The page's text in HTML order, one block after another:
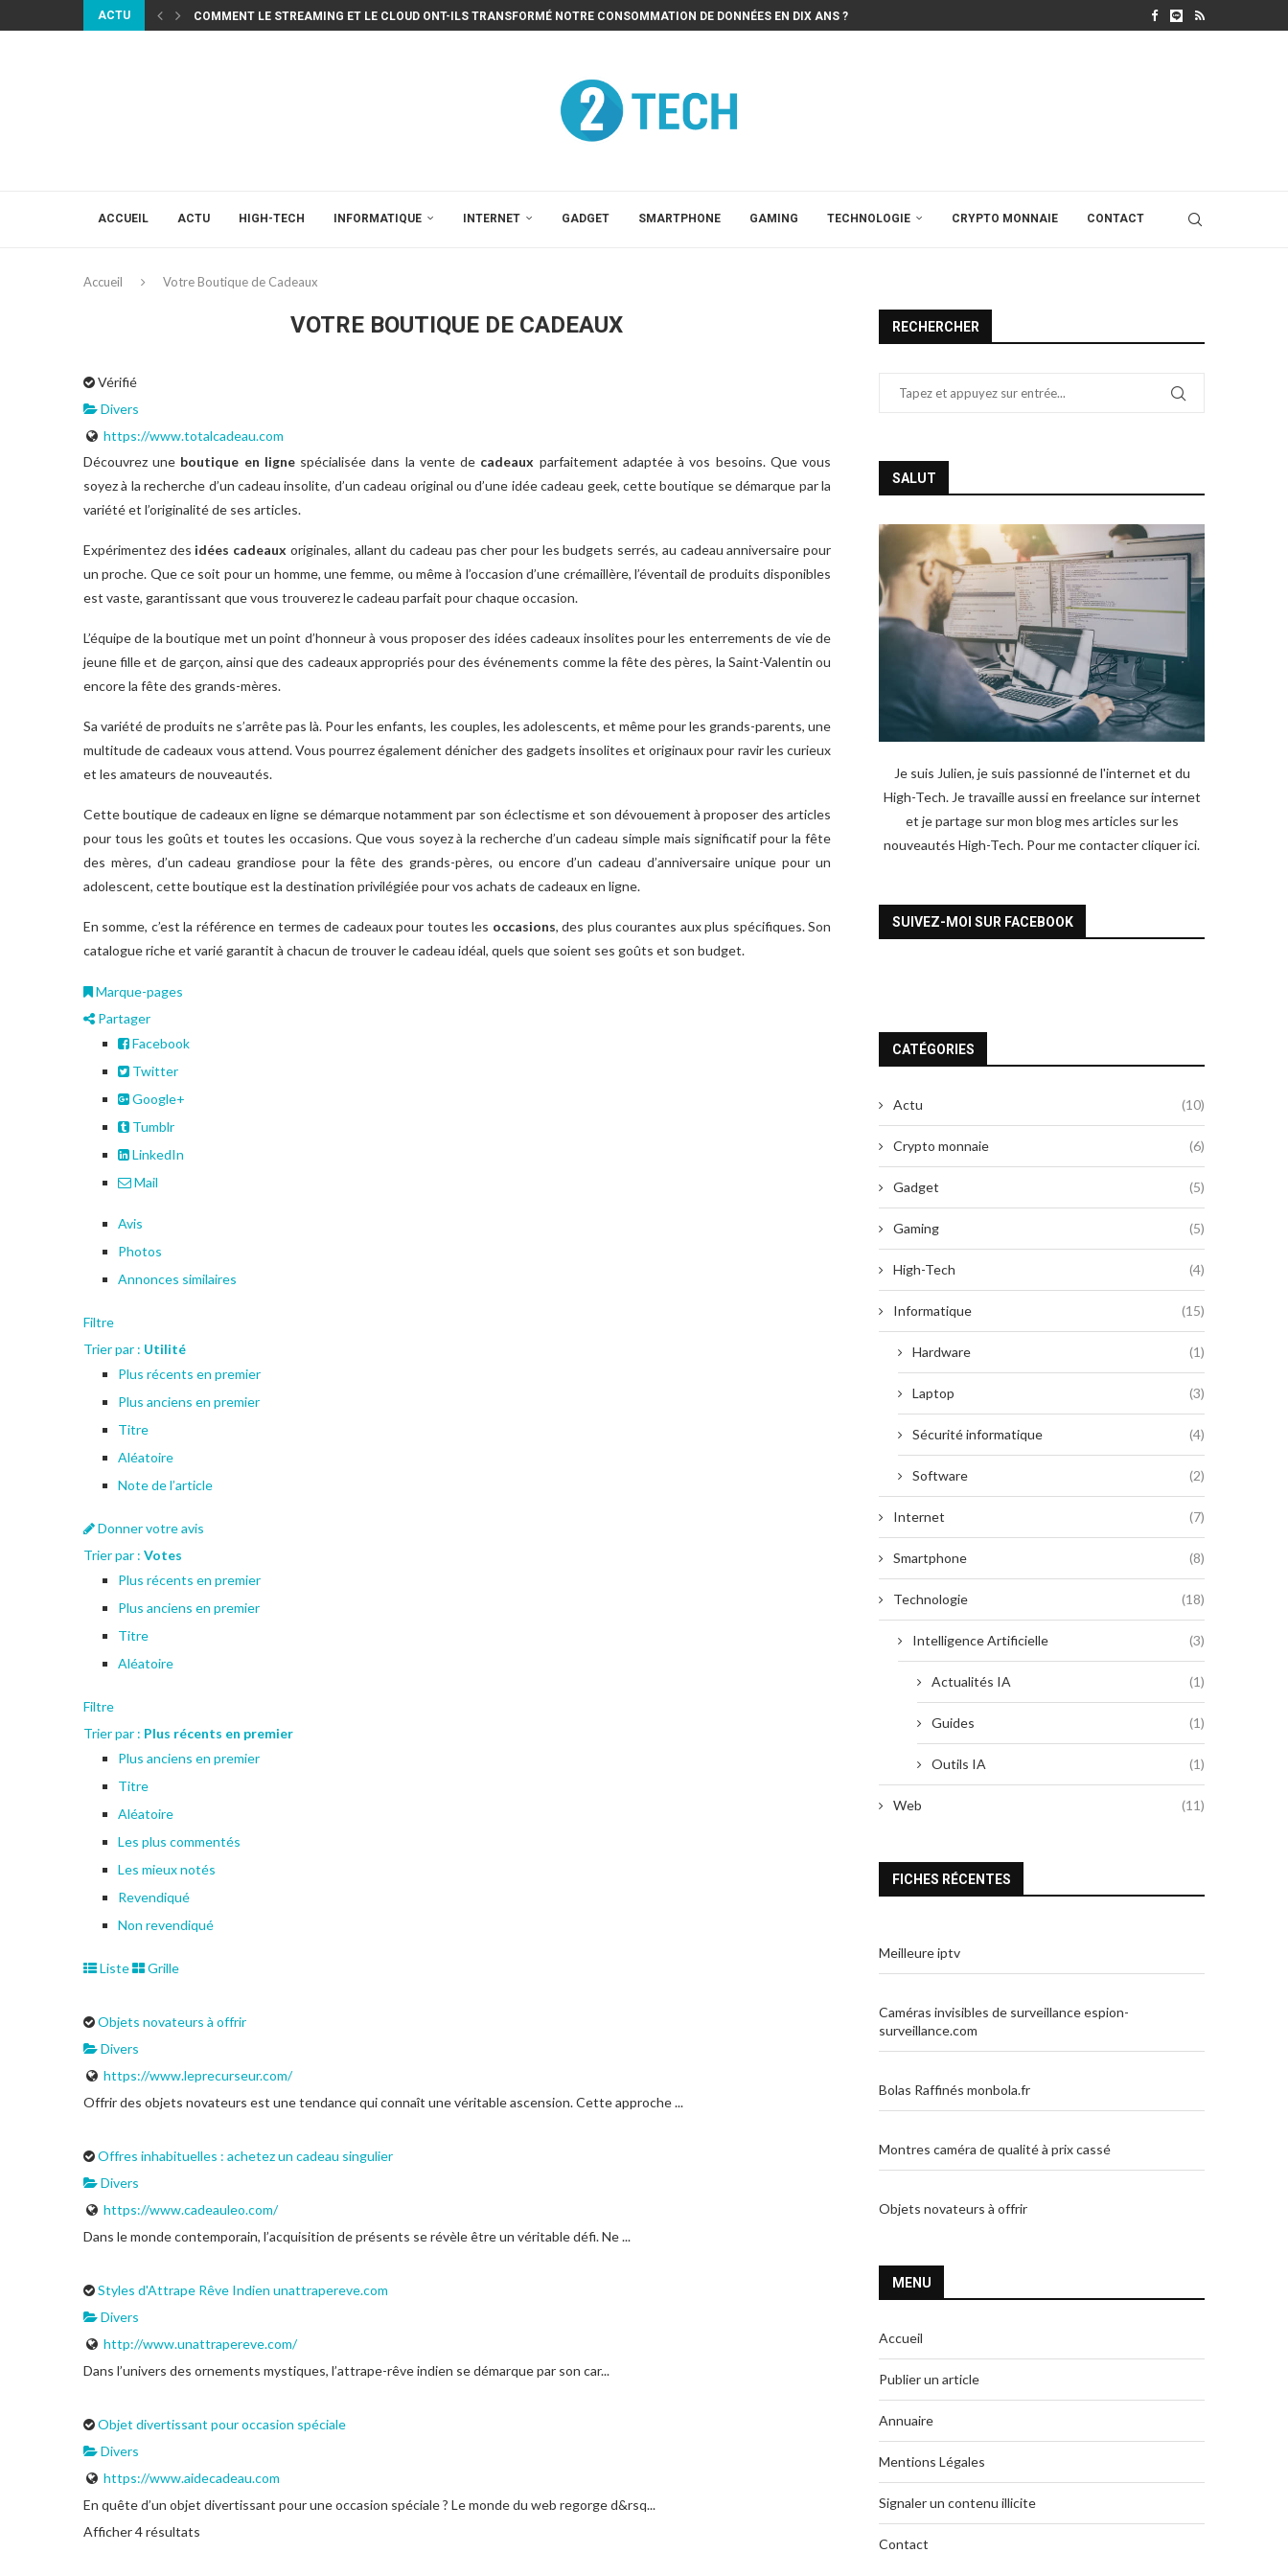
ACTU COMMENT LE STREAMING ET LE CLOUD ONT-ILS TRANSFORMÉ NOTRE CONSOMMATION DE DONNÉES EN DIX ANS ?
ACCUEIL ACTU HIGH-TECH INFORMATIQUE INTERNET GADGET SMARTPHONE GAMING TECHNOLOGIE CRYPTO MONNAIE CONTACT
Accueil Votre Boutique de Cadeaux
VOTRE BOUTIQUE DE CADEAUX
Vérifié
Divers
https://www.totalcadeau.com
Découvrez une boutique en lignespécialisée dans la vente de cadeaux parfaitement adaptée à vos besoins. Que vous
soyez à la recherche d’un cadeau insolite, d’un cadeau original ou d’une idée cadeau geek, cette boutique se démarque par la
variété et l’originalité de ses articles.
Expérimentez des idées cadeaux originales, allant du cadeau pas cher pour les budgets serrés, au cadeau anniversaire pour
un proche. Que ce soit pour un homme, une femme, ou même à l’occasion d’une crémaillère, l’éventail de produits disponibles
est vaste, garantissant que vous trouverez le cadeau parfait pour chaque occasion.
L’équipe de la boutique met un point d’honneur à vous proposer des idées cadeaux insolites pour les enterrements de vie de
jeune fille et de garçon, ainsi que des cadeaux appropriés pour des événements comme la fête des pères, la Saint-Valentin ou
encore la fête des grands-mères.
Sa variété de produits ne s’arrête pas là. Pour les enfants, les couples, les adolescents, et même pour les grands-parents, une
multitude de cadeaux vous attend. Vous pourrez également dénicher des gadgets insolites et originaux pour ravir les curieux
et les amateurs de nouveautés.
Cette boutique de cadeaux en ligne se démarque notamment par son éclectisme et son dévouement à proposer des articles
pour tous les goûts et toutes les occasions. Que vous soyez à la recherche d’un cadeau simple mais significatif pour la fête
des mères, d’un cadeau grandiose pour la fête des grands-pères, ou encore d’un cadeau d’anniversaire unique pour un
adolescent, cette boutique est la destination privilégiée pour vos achats de cadeaux en ligne.
En somme, c’est la référence en termes de cadeaux pour toutes les occasions, des plus courantes aux plus spécifiques. Son
catalogue riche et varié garantit à chacun de trouver le cadeau idéal, quels que soient ses goûts et son budget.
Marque-pages
Partager
Facebook
Twitter
Google+
Tumblr
LinkedIn
Mail
Avis
Photos
Annonces similaires
Filtre
Trier par : Utilité
Plus récents en premier
Plus anciens en premier
Titre
Aléatoire
Note de l’article
Donner votre avis
Trier par : Votes
Plus récents en premier
Plus anciens en premier
Titre
Aléatoire
Filtre
Trier par : Plus récents en premier
Plus anciens en premier
Titre
Aléatoire
Les plus commentés
Les mieux notés
Revendiqué
Non revendiqué
Liste Grille
Objets novateurs à offrir
Divers
https://www.leprecurseur.com/
Offrir des objets novateurs est une tendance qui connaît une véritable ascension. Cette approche ...
Offres inhabituelles : achetez un cadeau singulier
Divers
https://www.cadeauleo.com/
Dans le monde contemporain, l’acquisition de présents se révèle être un véritable défi. Ne ...
Styles d'Attrape Rêve Indien unattrapereve.com
Divers
http://www.unattrapereve.com/
Dans l’univers des ornements mystiques, l’attrape-rêve indien se démarque par son car...
Objet divertissant pour occasion spéciale
Divers
https://www.aidecadeau.com
En quête d’un objet divertissant pour une occasion spéciale ? Le monde du web regorge d&rsq...
Afficher 4 résultats
RECHERCHER
SALUT
Je suis Julien, je suis passionné de l'internet et du
High-Tech. Je travaille aussi en freelance sur internet
et je partage sur mon blog mes articles sur les
nouveautés High-Tech. Pour me contactercliquer ici.
SUIVEZ-MOI SUR FACEBOOK
CATÉGORIES
Actu (10)
Crypto monnaie (6)
Gadget (5)
Gaming (5)
High-Tech (4)
Informatique (15)
Hardware (1)
Laptop (3)
Sécurité informatique (4)
Software (2)
Internet (7)
Smartphone (8)
Technologie (18)
Intelligence Artificielle (3)
Actualités IA (1)
Guides (1)
Outils IA (1)
Web (11)
FICHES RÉCENTES
Meilleure iptv
Caméras invisibles de surveillance espion-
surveillance.com
Bolas Raffinés monbola.fr
Montres caméra de qualité à prix cassé
Objets novateurs à offrir
MENU
Accueil
Publier un article
Annuaire
Mentions Légales
Signaler un contenu illicite
Contact